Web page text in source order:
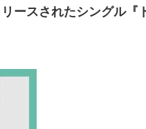
ースされたシングル『